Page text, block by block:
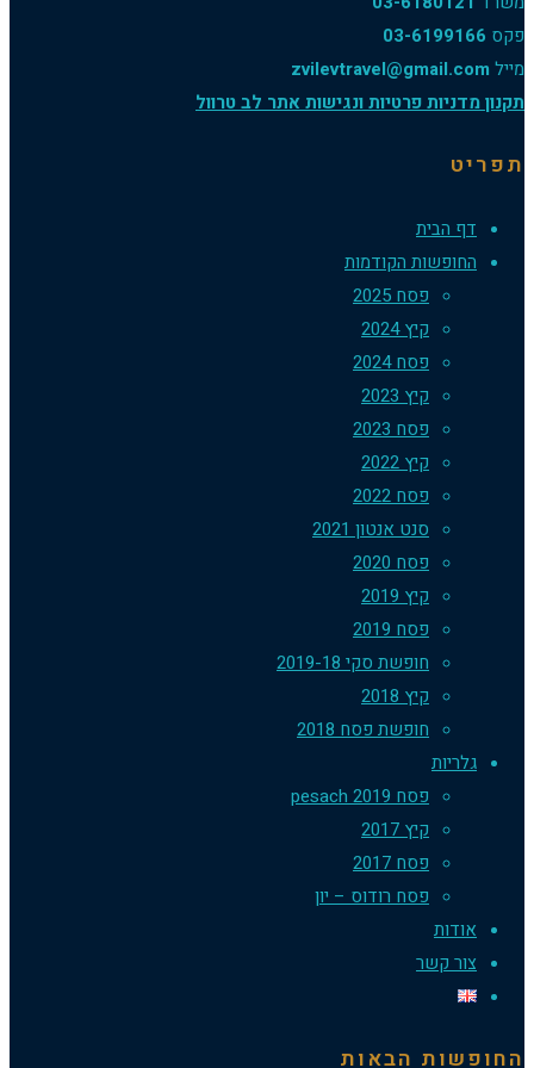
03-
פרטיות ונגישות אתר לב טרוול
הבית
הקודמות
סנט אנטון 2021
חופשת סקי 2019-18
חופשת פסח 2018
פסח רודוס – יון
קשר
הבאות